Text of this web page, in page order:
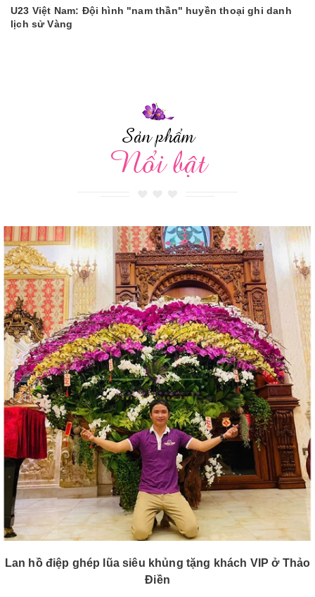
U23 Việt Nam: Đội hình "nam thần" huyền thoại ghi danh
lịch sử Vàng
Sản phẩm
Nổi bật
Lan hồ điệp ghép lũa siêu khủng tặng khách VIP ở Thảo
Điền